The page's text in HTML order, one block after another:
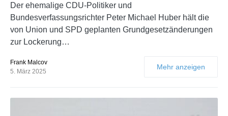
Der ehemalige CDU-Politiker und
Bundesverfassungsrichter Peter Michael Huber hält die
von Union und SPD geplanten Grundgesetzänderungen
zur Lockerung…
Frank Malcov
5. März 2025
Mehr anzeigen